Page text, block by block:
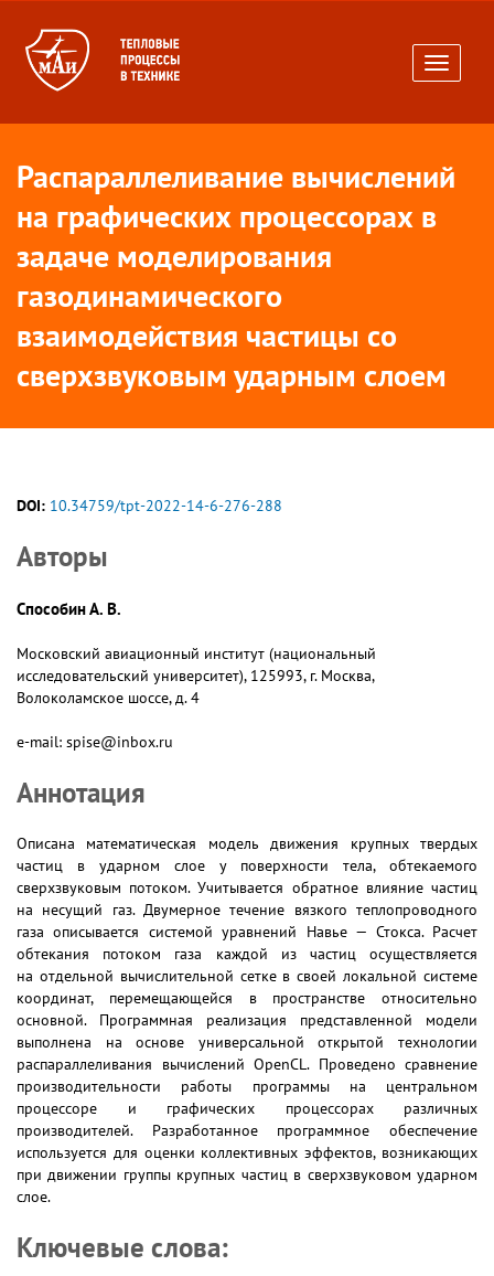
Toggle
Распараллеливание вычислений
на графических процессорах в
задаче моделирования
газодинамического
взаимодействия частицы со
сверхзвуковым ударным слоем
DOI: 10.34759/tpt-2022-14-6-276-288
Авторы
Способин А. В.
Московский авиационный институт (национальный
исследовательский университет), 125993, г. Москва,
Волоколамское шоссе, д. 4
e-mail: spise@inbox.ru
Аннотация
Описана математическая модель движения крупных твердых
частиц в ударном слое у поверхности тела, обтекаемого
сверхзвуковым потоком. Учитывается обратное влияние частиц
на несущий газ. Двумерное течение вязкого теплопроводного
газа описывается системой уравнений Навье — Стокса. Расчет
обтекания потоком газа каждой из частиц осуществляется
на отдельной вычислительной сетке в своей локальной системе
координат, перемещающейся в пространстве относительно
основной. Программная реализация представленной модели
выполнена на основе универсальной открытой технологии
распараллеливания вычислений OpenCL. Проведено сравнение
производительности работы программы на центральном
процессоре и графических процессорах различных
производителей. Разработанное программное обеспечение
используется для оценки коллективных эффектов, возникающих
при движении группы крупных частиц в сверхзвуковом ударном
слое.
Ключевые слова: